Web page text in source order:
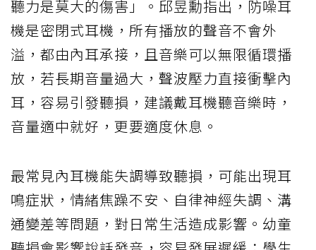
聽力是莫大的傷害」。邱昱勳指出，防噪耳
機是密閉式耳機，所有播放的聲音不會外
溢，都由內耳承接，且音樂可以無限循環播
放，若長期音量過大，聲波壓力直接衝擊內
耳，容易引發聽損，建議戴耳機聽音樂時，
音量適中就好，更要適度休息。
最常見內耳機能失調導致聽損，可能出現耳
鳴症狀，情緒焦躁不安、自律神經失調、溝
通變差等問題，對日常生活造成影響。幼童